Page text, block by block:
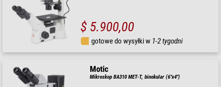
$ 5.900,00
gotowe do wysyłki w 1-2 tygodni
Motic
Mikroskop BA310 MET-T, binokular (6"x4")